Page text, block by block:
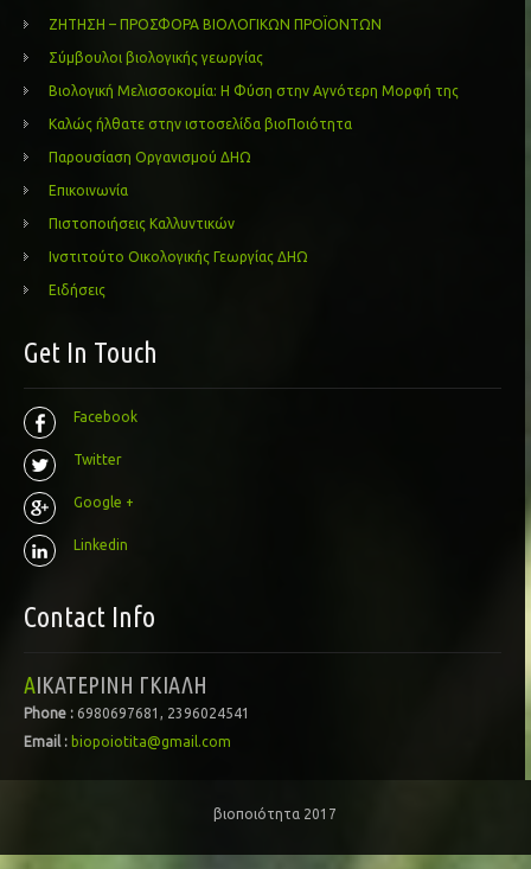
ΖΗΤΗΣΗ – ΠΡΟΣΦΟΡΑ ΒΙΟΛΟΓΙΚΩΝ ΠΡΟΪΟΝΤΩΝ
Σύμβουλοι βιολογικής γεωργίας
Βιολογική Μελισσοκομία: Η Φύση στην Αγνότερη Μορφή της
Καλώς ήλθατε στην ιστοσελίδα βιοΠοιότητα
Παρουσίαση Οργανισμού ΔΗΩ
Επικοινωνία
Πιστοποιήσεις Καλλυντικών
Ινστιτούτο Οικολογικής Γεωργίας ΔΗΩ
Ειδήσεις
Get In Touch
Facebook
Twitter
Google +
Linkedin
Contact Info
ΑΙΚΑΤΕΡΙΝΗ ΓΚΙΑΛΗ
Phone : 6980697681, 2396024541
Email : biopoiotita@gmail.com
βιοποιότητα 2017